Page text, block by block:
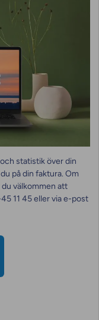
statistik över din
på din faktura. Om
du välkommen att
11 45 eller via e-post